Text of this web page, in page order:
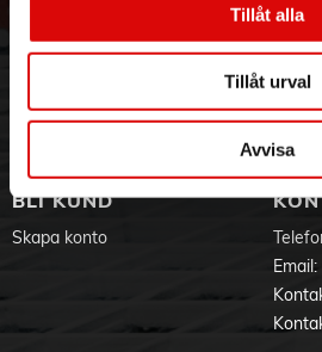
Tillåt alla
Tillåt urval
Avvisa
De många hastighetsinställningarna
Turbofunktion
Enkel vispmontering
Visparna har utformats med ett annat
Med en knapptryckning kan du frigöra
Visselblåsning
Aktuellt på Order
Om
BLI KUND
Skapa konto
Email: